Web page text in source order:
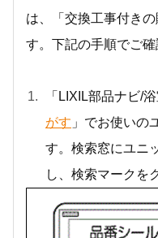
は、「交換工事付き
す。下記の手順でご確
「LIXIL部品ナビ/
がす 」でお使いの
す。検索窓にユニ
し、検索マークを